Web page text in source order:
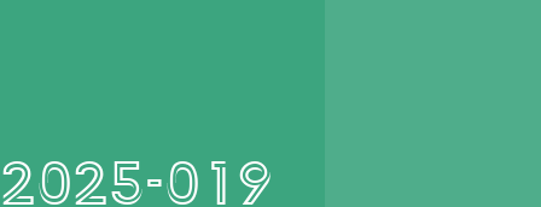
2025-019